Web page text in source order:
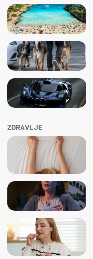
ZDRAVLJE